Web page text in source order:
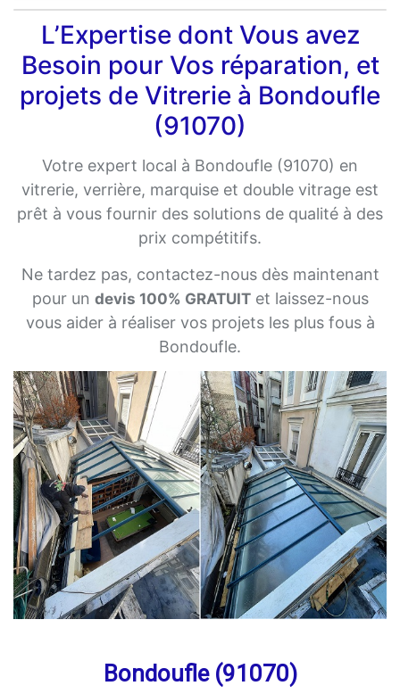
L’Expertise dont Vous avez
Besoin pour Vos réparation, et
projets de Vitrerie à Bondoufle
(91070)
Votre expert local à Bondoufle (91070) en
vitrerie, verrière, marquise et double vitrage est
prêt à vous fournir des solutions de qualité à des
prix compétitifs.
Ne tardez pas, contactez-nous dès maintenant
pour un devis 100% GRATUITet laissez-nous
vous aider à réaliser vos projets les plus fous à
Bondoufle.
Bondoufle (91070)